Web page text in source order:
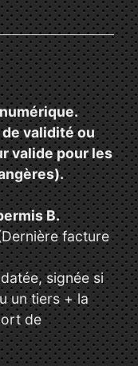
validité ou
valide pour les
B.
facture
signée si
un tiers + la
de